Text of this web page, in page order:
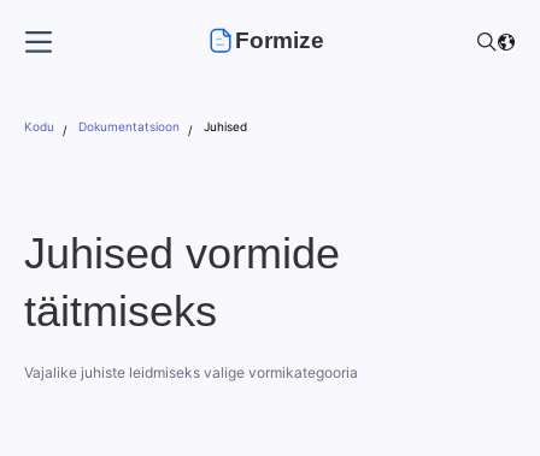
Formize
Kodu Dokumentatsioon Juhised
Juhised vormide
täitmiseks
Vajalike juhiste leidmiseks valige vormikategooria